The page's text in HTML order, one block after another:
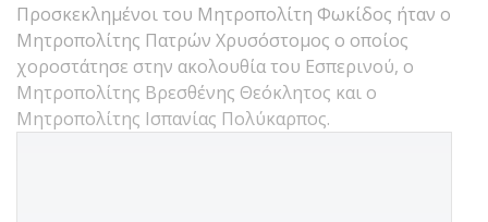
Προσκεκλημένοι του Μητροπολίτη Φωκίδος ήταν ο
Μητροπολίτης Πατρών Χρυσόστομος ο οποίος
χοροστάτησε στην ακολουθία του Εσπερινού, ο
Μητροπολίτης Βρεσθένης Θεόκλητος και ο
Μητροπολίτης Ισπανίας Πολύκαρπος.